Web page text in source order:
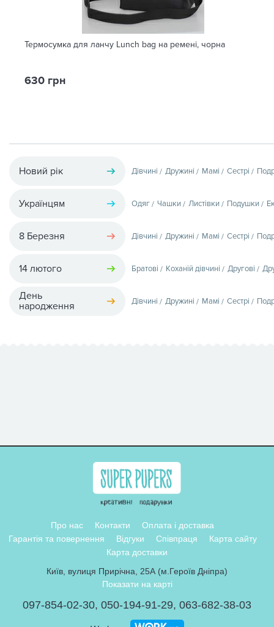
Термосумка для ланчу Lunch bag на ремені, чорна
630 грн
Новий рік Дівчині Дружині Мамі Сестрі
Українцям Одяг Чашки Листівки Подушки
8 Березня Дівчині Дружині Мамі Сестрі
14 лютого Братові Коханій дівчині Другові
День
народження
Дівчині Дружині Мамі Сестрі
Про нас Контакти
Оплата і доставка
Гарантія та повернення
Відгуки Співпраця
Карта сайту
Карта доставки
Київ, вулиця Прирічна, 25А (м.Героїв Дніпра)
Показати на карті
097-854-02-30, 050-194-91-29, 063-682-38-03